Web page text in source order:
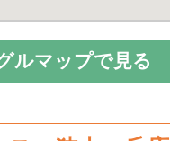
ルマップで見る